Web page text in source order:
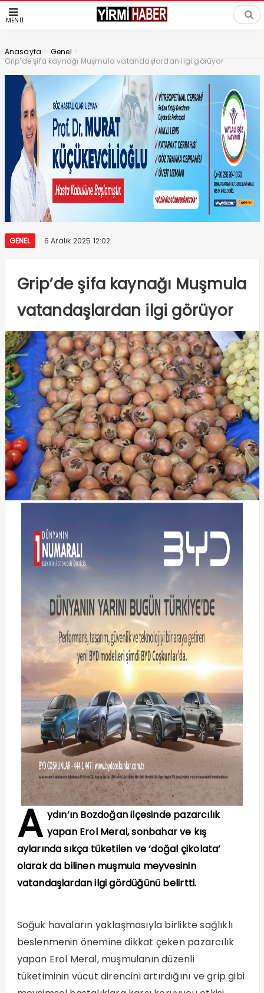
MENÜ
Anasayfa > Genel >
Grip’de şifa kaynağı Muşmula vatandaşlardan ilgi görüyor
GENEL 6 Aralık 2025 12:02
Grip’de şifa kaynağı Muşmula
vatandaşlardan ilgi görüyor
A ydın’ın Bozdoğan ilçesinde pazarcılık
yapan Erol Meral, sonbahar ve kış
aylarında sıkça tüketilen ve ‘doğal çikolata’
olarak da bilinen muşmula meyvesinin
vatandaşlardan ilgi gördüğünü belirtti.
Soğuk havaların yaklaşmasıyla birlikte sağlıklı
beslenmenin önemine dikkat çeken pazarcılık
yapan Erol Meral, muşmulanın düzenli
tüketiminin vücut direncini artırdığını ve grip gibi